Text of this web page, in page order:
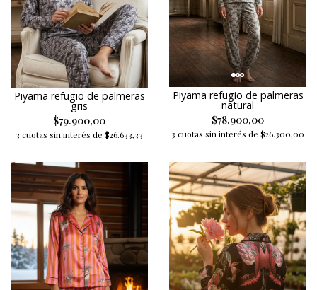
Piyama refugio de palmeras
gris
$79.900,00
3 cuotas sin interés de $26.633,33
Piyama refugio de palmeras
natural
$78.900,00
3 cuotas sin interés de $26.300,00